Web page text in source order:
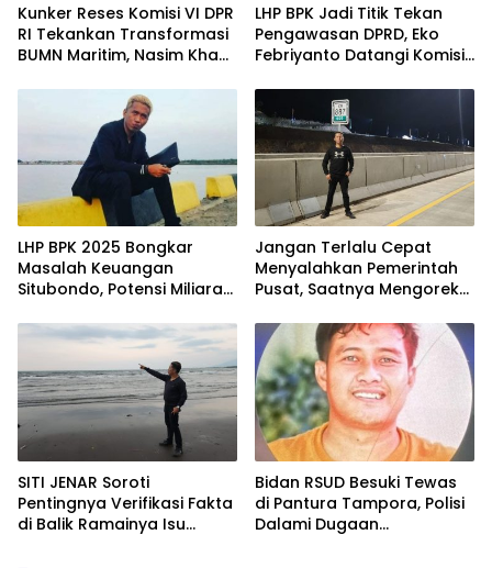
Kunker Reses Komisi VI DPR
RI Tekankan Transformasi
BUMN Maritim, Nasim Khan
Laut
LHP BPK Jadi Titik Tekan
Pengawasan DPRD, Eko
Febriyanto Datangi Komisi
Berpijak pada Dokumen
Resmi Negara
LHP BPK 2025 Bongkar
Masalah Keuangan
Situbondo, Potensi Miliaran
Terkelola
Jangan Terlalu Cepat
Menyalahkan Pemerintah
Pusat, Saatnya Mengoreksi
Kabupaten Situbondo.
SITI JENAR Soroti
Pentingnya Verifikasi Fakta
di Balik Ramainya Isu
Bidan RSUD Besuki Tewas
di Pantura Tampora, Polisi
Dalami Dugaan